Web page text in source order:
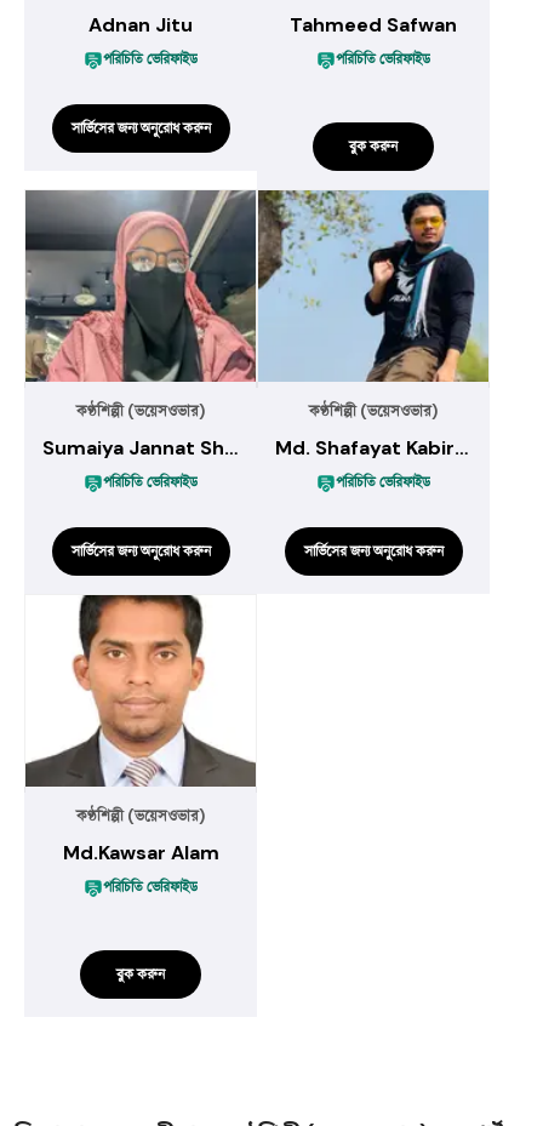
Adnan Jitu
পরিচিতি ভেরিফাইড
সার্ভিসের জন্য অনুরোধ করুন
Tahmeed Safwan
পরিচিতি ভেরিফাইড
বুক করুন
কণ্ঠশিল্পী (ভয়েসওভার)
Sumaiya Jannat Shithi
পরিচিতি ভেরিফাইড
সার্ভিসের জন্য অনুরোধ করুন
কণ্ঠশিল্পী (ভয়েসওভার)
Md. Shafayat Kabir Bhuyan
পরিচিতি ভেরিফাইড
সার্ভিসের জন্য অনুরোধ করুন
কণ্ঠশিল্পী (ভয়েসওভার)
Md.Kawsar Alam
পরিচিতি ভেরিফাইড
বুক করুন